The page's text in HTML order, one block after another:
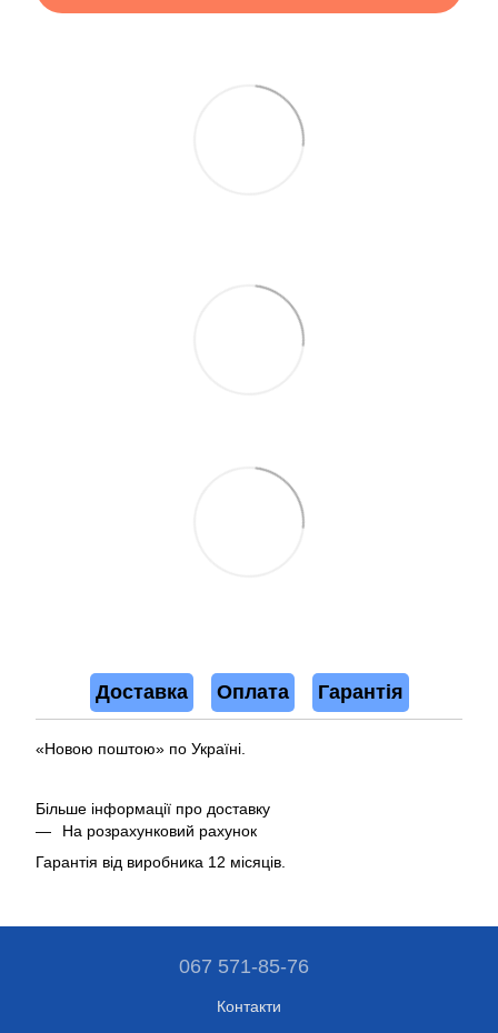
Доставка Оплата Гарантія
«Новою поштою» по Україні.
Більше інформації про доставку
На розрахунковий рахунок
Гарантія від виробника 12 місяців.
067 571-85-76
Контакти